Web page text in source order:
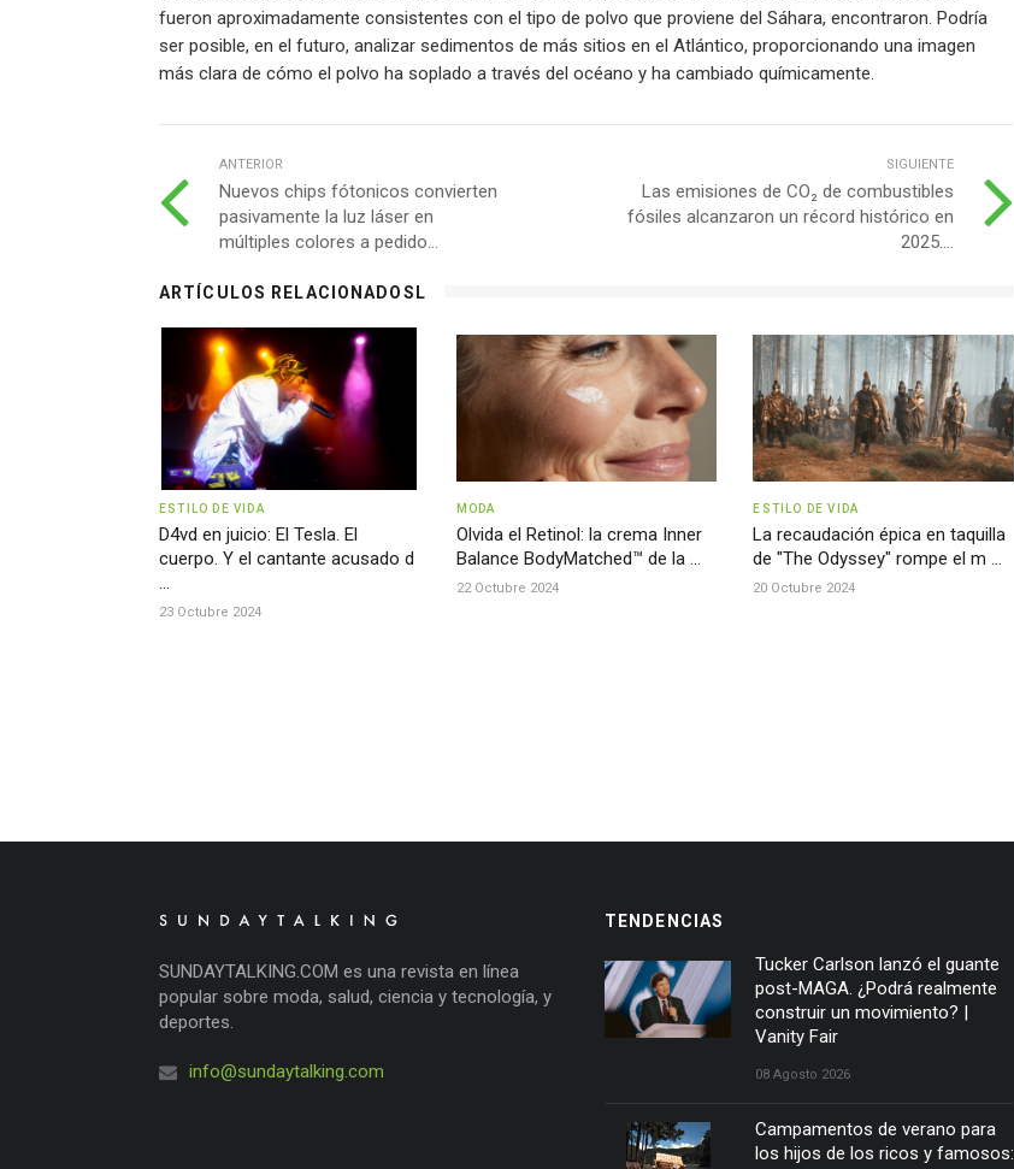
fueron aproximadamente consistentes con el tipo de polvo que proviene del Sáhara, encontraron. Podría
ser posible, en el futuro, analizar sedimentos de más sitios en el Atlántico, proporcionando una imagen
más clara de cómo el polvo ha soplado a través del océano y ha cambiado químicamente.
ANTERIOR
Nuevos chips fótonicos convierten
pasivamente la luz láser en
múltiples colores a pedido...
SIGUIENTE
Las emisiones de CO₂ de combustibles
fósiles alcanzaron un récord histórico en
2025....
ARTÍCULOS RELACIONADOSL
ESTILO DE VIDA
D4vd en juicio: El Tesla. El
cuerpo. Y el cantante acusado d
23 Octubre 2024
MODA
Olvida el Retinol: la crema Inner
Balance BodyMatched™ de la ...
22 Octubre 2024
ESTILO DE VIDA
La recaudación épica en taquilla
de "The Odyssey" rompe el m ...
20 Octubre 2024
SUNDAYTALKING.COM es una revista en línea
popular sobre moda, salud, ciencia y tecnología, y
deportes.
info@sundaytalking.com
TENDENCIAS
Tucker Carlson lanzó el guante
post-MAGA. ¿Podrá realmente
construir un movimiento? |
Vanity Fair
08 Agosto 2026
Campamentos de verano para
los hijos de los ricos y famosos: